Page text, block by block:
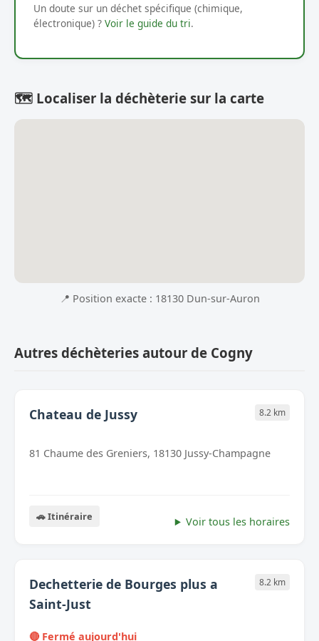
Un doute sur un déchet spécifique (chimique,
électronique) ? Voir le guide du tri.
🗺️ Localiser la déchèterie sur la carte
📍 Position exacte : 18130 Dun-sur-Auron
Autres déchèteries autour de Cogny
Chateau de Jussy 8.2 km
81 Chaume des Greniers, 18130 Jussy-Champagne
🚗 Itinéraire Voir tous les horaires
Dechetterie de Bourges plus a
Saint-Just
8.2 km
🔴 Fermé aujourd'hui